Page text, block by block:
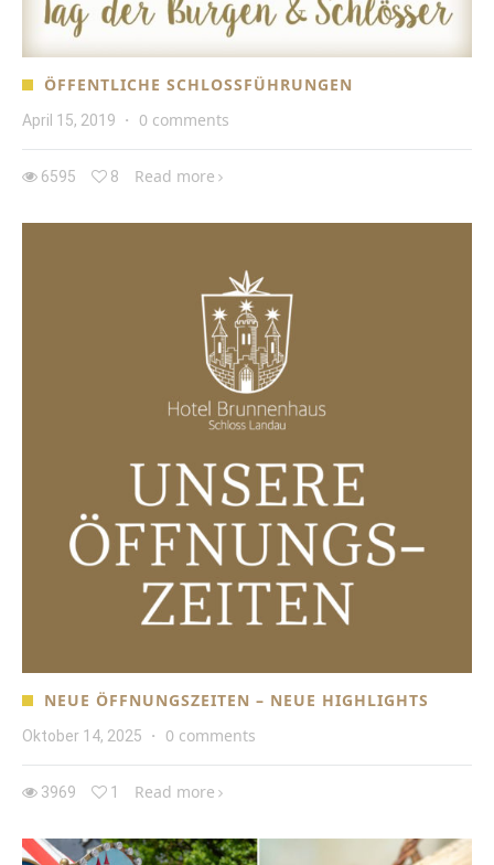
ÖFFENTLICHE SCHLOSSFÜHRUNGEN
April 15, 2019 · 0 comments
6595 8 Read more
NEUE ÖFFNUNGSZEITEN – NEUE HIGHLIGHTS
Oktober 14, 2025 · 0 comments
3969 1 Read more